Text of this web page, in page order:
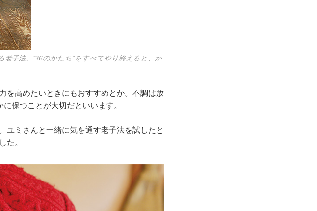
子法。“36のかたち”をすべてやり終えると、か
を高めたいときにもおすすめとか。不調は放
保つことが大切だといいます。
ユミさんと一緒に気を通す老子法を試したと
た。